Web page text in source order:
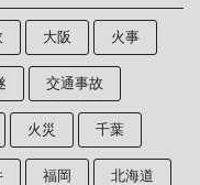
大阪 火事
交通事故
火災 千葉
福岡 北海道